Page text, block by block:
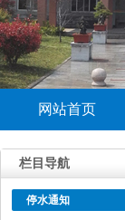
网站首页
栏目导航
停水通知